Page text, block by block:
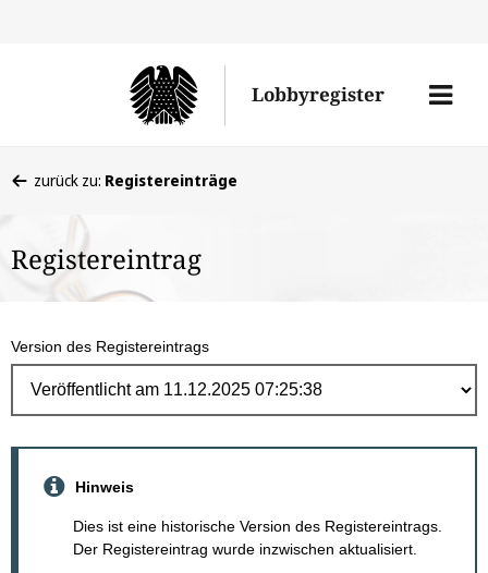
Lobbyregister
Menü
befinden
hier:
zurück zu: Registereinträge
Registereintrag
Version des Registereintrags
Hinweis
Dies ist eine historische Version des Registereintrags.
Der Registereintrag wurde inzwischen aktualisiert.